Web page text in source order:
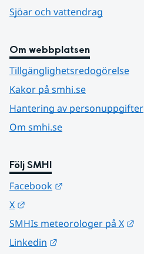
Sjöar och vattendrag
Om webbplatsen
Tillgänglighetsredogörelse
Kakor på smhi.se
Hantering av personuppgifter
Om smhi.se
Följ SMHI
Facebook
X
SMHIs meteorologer på X
Linkedin